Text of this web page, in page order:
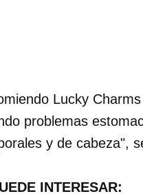
Lucky
problemas
y de cabeza",
INTERESAR: